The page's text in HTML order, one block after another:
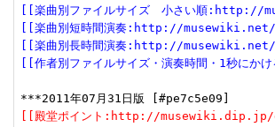
[[楽曲別ファイルサイズ　小さい順
[[楽曲別短時間演奏:http://
[[楽曲別長時間演奏:http://
[[作者別ファイルサイズ・演奏時間・1
[[殿堂ポイント:http://musewiki.dip.jp/